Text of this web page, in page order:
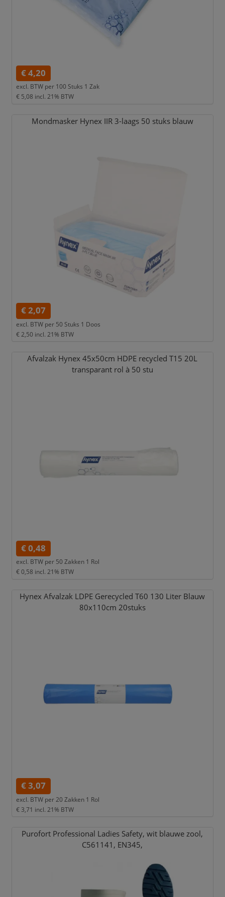
€ 4,20
excl. BTW per 100 Stuks 1 Zak
€ 5,08 incl. 21% BTW
Mondmasker Hynex IIR 3-laags 50 stuks blauw
€ 2,07
excl. BTW per 50 Stuks 1 Doos
€ 2,50 incl. 21% BTW
Afvalzak Hynex 45x50cm HDPE recycled T15 20L
transparant rol à 50 stu
€ 0,48
excl. BTW per 50 Zakken 1 Rol
€ 0,58 incl. 21% BTW
Hynex Afvalzak LDPE Gerecycled T60 130 Liter Blauw
80x110cm 20stuks
€ 3,07
excl. BTW per 20 Zakken 1 Rol
€ 3,71 incl. 21% BTW
Purofort Professional Ladies Safety, wit blauwe zool,
C561141, EN345,